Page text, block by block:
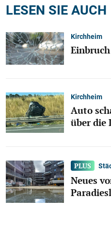
LESEN SIE AUCH
Kirchheim
Kirchheim
Auto
über die
Neues